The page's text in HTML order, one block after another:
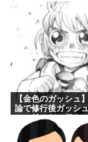
べてを失う
【金色のガッシュ
論で修行後ガッシ
ンに並んだ、超え
意見に納得いかな
ど